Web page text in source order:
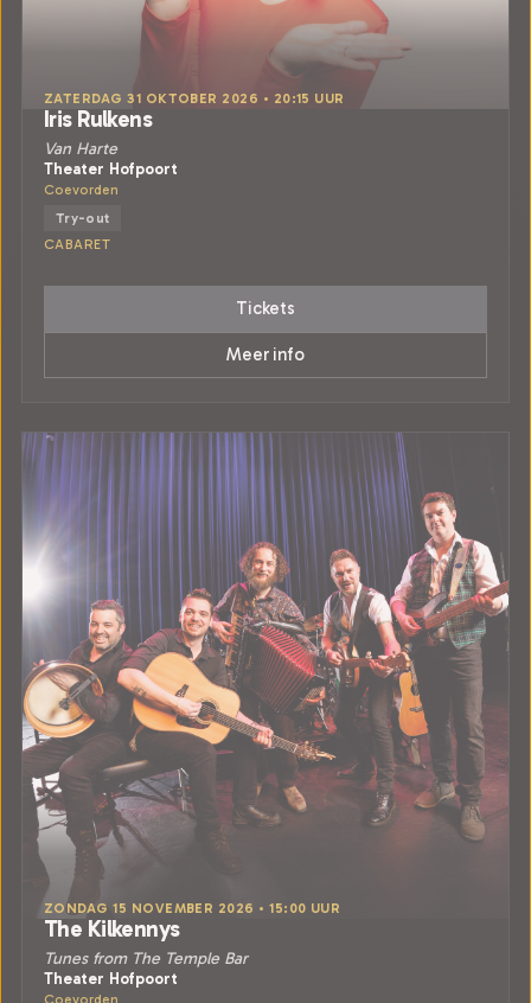
ZATERDAG 31 OKTOBER 2026 • 20:15 UUR
Iris Rulkens
Van Harte
Theater Hofpoort
Coevorden
Try-out
CABARET
Tickets
Meer info
ZONDAG 15 NOVEMBER 2026 • 15:00 UUR
The Kilkennys
Tunes from The Temple Bar
Theater Hofpoort
Coevorden